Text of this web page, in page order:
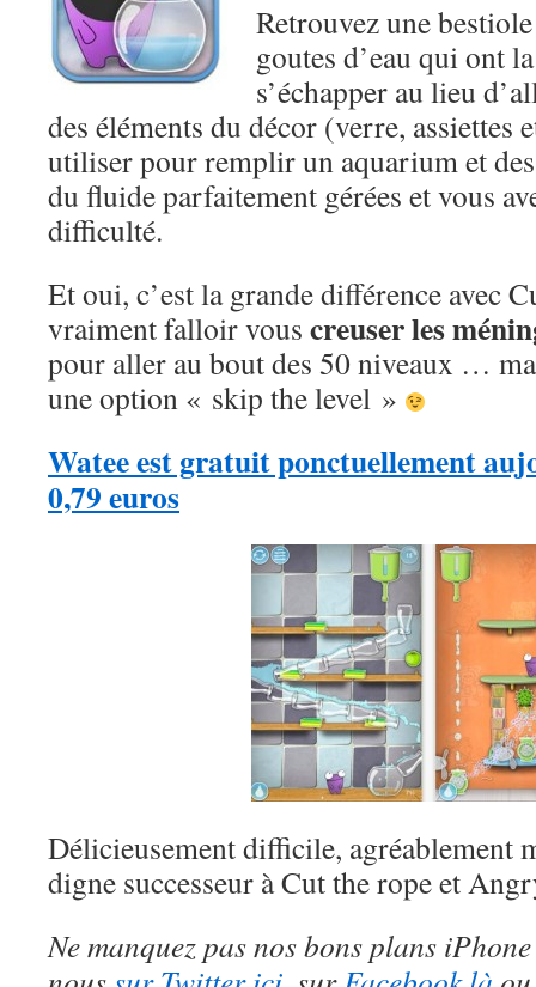
Retrouvez une
goutes d’eau qui ont
s’échapper au lieu
des éléments du décor (verre, assiettes
utiliser pour remplir un aquarium et
du fluide parfaitement gérées et vous
difficulté.
Et oui, c’est la grande différence avec
vraiment falloir vous creuser les
pour aller au bout des 50 niveaux …
une option « skip the level »
Watee est gratuit ponctuellement
0,79 euros
Délicieusement difficile, agréablement
digne successeur à Cut the rope et
Ne manquez pas nos bons plans